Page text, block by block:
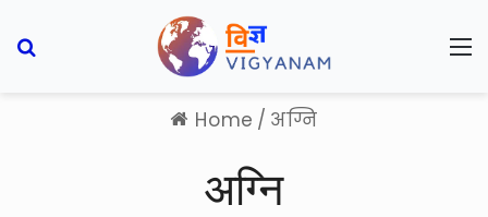
Home / अग्नि
अग्नि